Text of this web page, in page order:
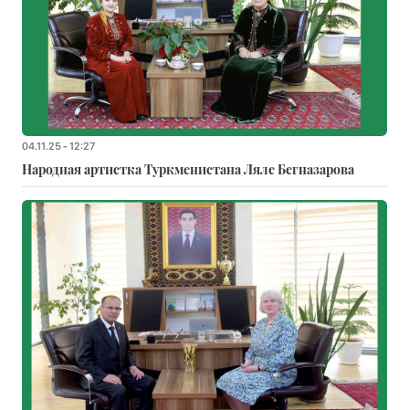
04.11.25 - 12:27
Народная артистка Туркменистана Ляле Бегназарова